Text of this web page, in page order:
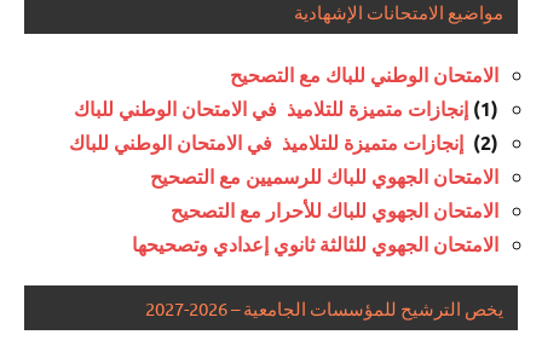
مواضيع الامتحانات الإشهادية
الامتحان الوطني للباك مع التصحيح
(1)
إنجازات متميزة للتلاميذ في الامتحان الوطني للباك
(2)
إنجازات متميزة للتلاميذ في الامتحان الوطني للباك
الامتحان الجهوي للباك للرسميين مع التصحيح
الامتحان الجهوي للباك للأحرار مع التصحيح
الامتحان الجهوي للثالثة ثانوي إعدادي وتصحيحها
يخص الترشيح للمؤسسات الجامعية – 2026-2027